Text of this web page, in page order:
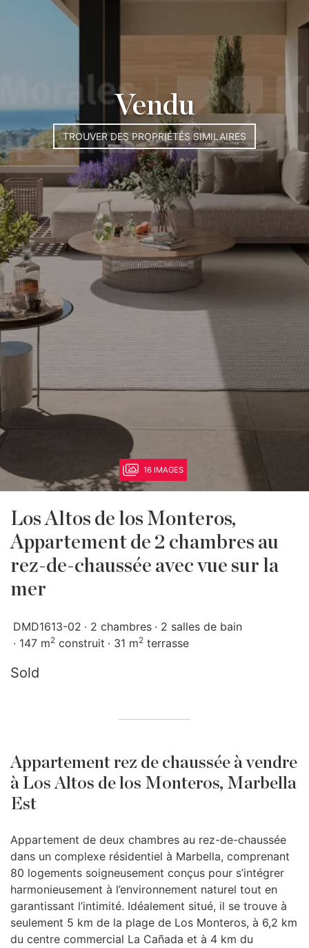
Vendu
TROUVER DES PROPRIÉTÉS SIMILAIRES
16 IMAGES
Los Altos de los Monteros,
Appartement de 2 chambres au
rez-de-chaussée avec vue sur la
mer
DMD1613-02 2 chambres
2 salles de bain
147 m2 construit 31 m2 terrasse
Sold
Appartement rez de chaussée à vendre
à Los Altos de los Monteros, Marbella
Est
Appartement de deux chambres au rez-de-chaussée
dans un complexe résidentiel à Marbella, comprenant
80 logements soigneusement conçus pour s’intégrer
harmonieusement à l’environnement naturel tout en
garantissant l’intimité. Idéalement situé, il se trouve à
seulement 5 km de la plage de Los Monteros, à 6,2 km
du centre commercial La Cañada et à 4 km du